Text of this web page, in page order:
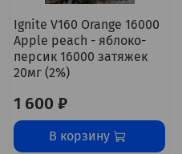
Ignite V160 Orange 16000
Apple peach - яблоко-
персик 16000 затяжек
20мг (2%)
1 600 ₽
В корзину